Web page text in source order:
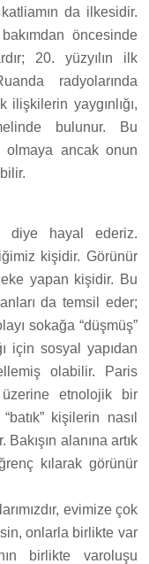
da ilkesidir.
öncesinde
20. yüzyılın ilk
radyolarında
yaygınlığı,
bulunur. Bu
olmaya ancak onun
diye hayal ederiz.
kişidir. Görünür
yapan kişidir. Bu
da temsil eder;
sokağa “düşmüş”
için sosyal yapıdan
olabilir. Paris
üzerine etnolojik bir
kişilerin nasıl
alanına artık
kılarak görünür
evimize çok
onlarla birlikte var
birlikte varoluşu